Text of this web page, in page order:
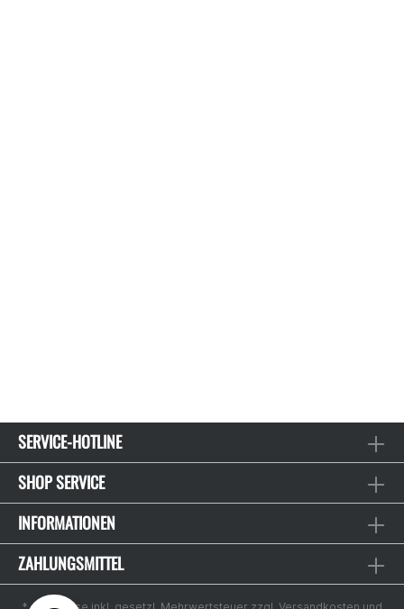
SERVICE-HOTLINE
SHOP SERVICE
INFORMATIONEN
ZAHLUNGSMITTEL